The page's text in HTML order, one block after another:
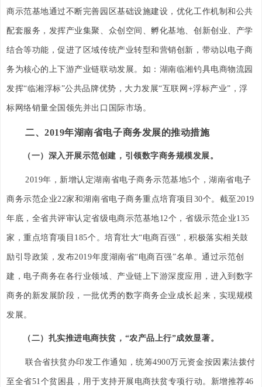
商示范基地通过不断完善园区基础设施建设，优化工作机制和公共
配套服务，发挥产业集聚、众创空间、孵化基地、创新创业、产学
结合等功能，促进了区域传统产业转型和营销创新，带动以电子商
务为核心的上下游产业链联动发展。如：湖南临湘钓具电商物流园
发挥“临湘浮标”公共品牌优势，大力发展“互联网+浮标产业”，浮
标网络销量全国领先并出口国际市场。
二、2019年湖南省电子商务发展的推动措施
（一）深入开展示范创建，引领数字商务规模发展。
2019年，新增认定湖南省电子商务示范基地5个，湖南省电子
商务示范企业22家和湖南省电子商务重点培育项目30个。截至2019
年底，全省共评审认定省级电商示范基地12个，省级示范企业135
家，重点培育项目185个。培育壮大“电商百强”，积极落实相关鼓
励引导政策，发布2019年度湖南省“电商百强”名单。通过示范创
建，电子商务在各行业领域、产业链上下游深度应用，进入到数字
商务的新发展阶段，一批优秀的数字商务企业成长起来，实现规模
发展。
（二）扎实推进电商扶贫，“农产品上行”成效显著。
联合省扶贫办印发工作通知，统筹4900万元资金按因素法拨付
至全省51个贫困县，用于支持开展电商扶贫专项行动。新增推荐46